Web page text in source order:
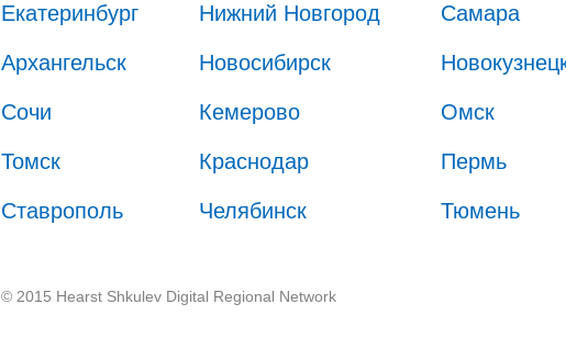
Екатеринбург Нижний Новгород Самара
Архангельск Новосибирск
Сочи Кемерово Омск
Томск Краснодар Пермь
Ставрополь Челябинск Тюмень
© 2015 Hearst Shkulev Digital Regional Network